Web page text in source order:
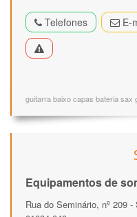
Telefones E-
guitarra baixo capas bateria sax
Equipamentos de
Rua do Seminário, nº 209